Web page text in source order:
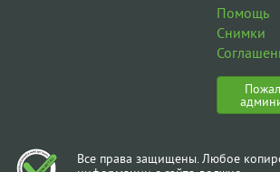
Помощь
Снимки
Все права защищены. Любое